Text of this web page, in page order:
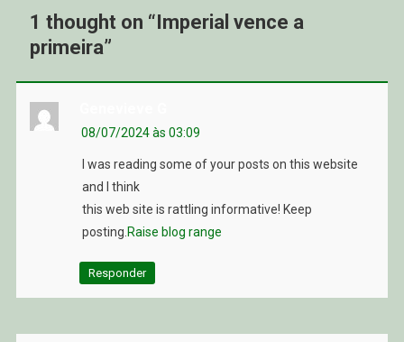
1 thought on “Imperial vence a
primeira”
08/07/2024 às 03:09
I was reading some of your posts on this website
and I think
this web site is rattling informative! Keep
posting. Raise blog range
Responder